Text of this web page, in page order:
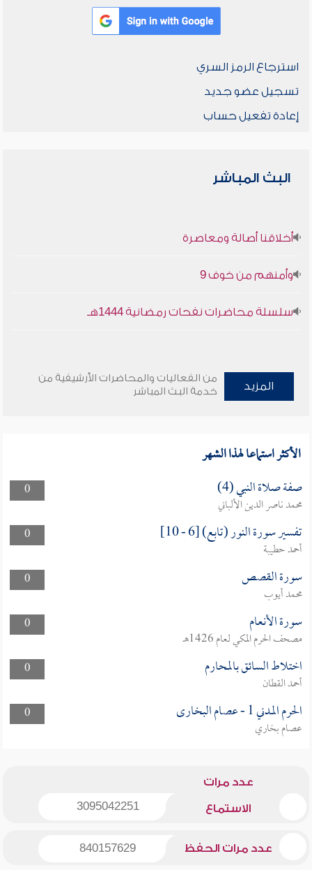
استرجاع الرمز السري
تسجيل عضو جديد
إعادة تفعيل حساب
البث المباشر
أخلاقنا أصالة ومعاصرة
وأمنهم من خوف 9
سلسلة محاضرات نفحات رمضانية 1444هـ
المزيد
من الفعاليات والمحاضرات الأرشيفية من
خدمة البث المباشر
الأكثر استماعا لهذا الشهر
0 صفة صلاة النبي (4)
محمد ناصر الدين الألباني
0
تفسير سورة النور (تابع) [6 - 10]
أحمد حطيبة
0
سورة القصص
محمد أيوب
0
سورة الأنعام
مصحف الحرم المكي لعام 1426هـ
0
اختلاط السائق بالمحارم
أحمد القطان
0
الحرم المدني 1 - عصام البخارى
عصام بخاري
عدد مرات
الاستماع 3095042251
عدد مرات الحفظ 840157629